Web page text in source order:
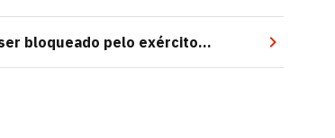
bloqueado pelo exército